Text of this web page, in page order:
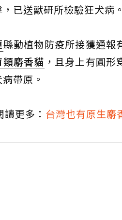
已送獸研所檢驗狂犬病。
縣動植物防疫所接獲通報
類麝香貓 ，且身上有圓
帶原。
讀更多： 台灣也有原生麝